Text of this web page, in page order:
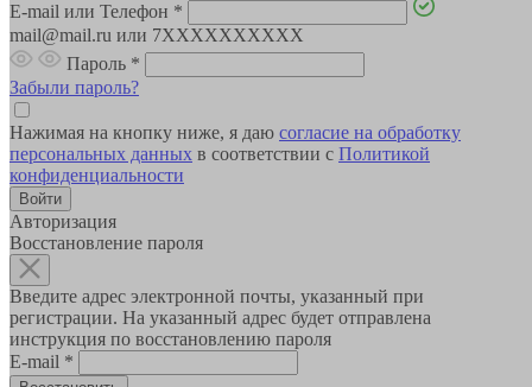
E-mail или Телефон *
mail@mail.ru или 7XXXXXXXXXX
Пароль *
Забыли пароль?
Нажимая на кнопку ниже, я даю согласие на обработку
персональных данных в соответствии с Политикой
конфиденциальности
Авторизация
Восстановление пароля
Введите адрес электронной почты, указанный при
регистрации. На указанный адрес будет отправлена
инструкция по восстановлению пароля
E-mail *